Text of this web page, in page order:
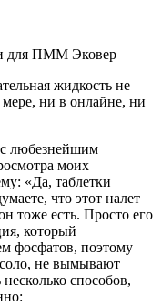
для ПММ Эковер
жидкость не
ни в онлайне, ни
с любезнейшим
моих
«Да, таблетки
что этот налет
тоже есть. Просто его
который
фосфатов, поэтому
соло, не вымывают
способов,